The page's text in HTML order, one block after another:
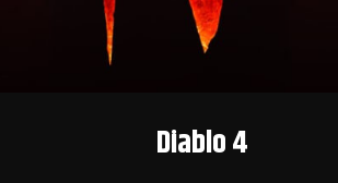
Diablo 4